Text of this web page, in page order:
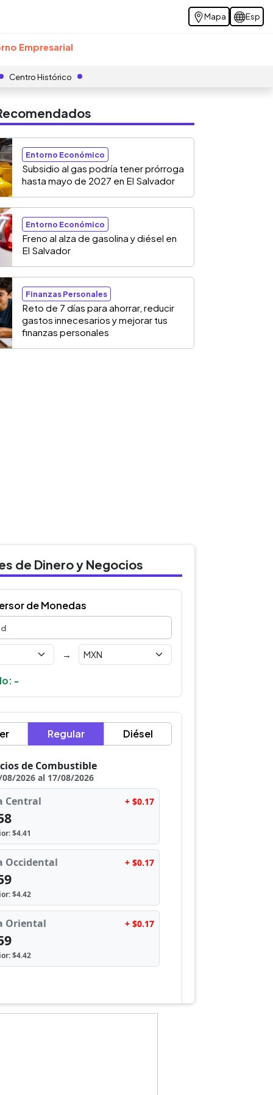
Mapa Esp
Empresarial
Centro Histórico
Entorno Económico
Subsidio al gas podría tener prórroga
hasta mayo de 2027 en El Salvador
Entorno Económico
Freno al alza de gasolina y diésel en
El Salvador
Finanzas Personales
Reto de 7 días para ahorrar, reducir
gastos innecesarios y mejorar tus
finanzas personales
de Dinero y Negocios
de Monedas
→
-
Regular Diésel